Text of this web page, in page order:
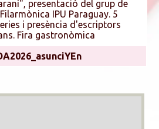
presentació del grup de
IPU Paraguay. 5
i presència d'escriptors
Fira gastronòmica